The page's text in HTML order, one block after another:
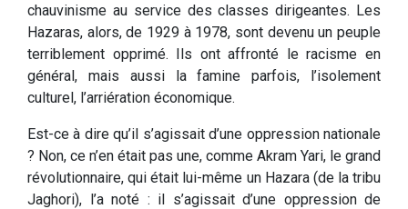
chauvinisme au service des classes dirigeantes. Les
Hazaras, alors, de 1929 à 1978, sont devenu un peuple
terriblement opprimé. Ils ont affronté le racisme en
général, mais aussi la famine parfois, l’isolement
culturel, l’arriération économique.
Est-ce à dire qu’il s’agissait d’une oppression nationale
? Non, ce n’en était pas une, comme Akram Yari, le grand
révolutionnaire, qui était lui-même un Hazara (de la tribu
Jaghori), l’a noté : il s’agissait d’une oppression de